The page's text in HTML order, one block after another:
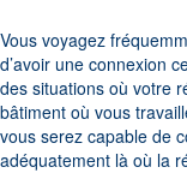
Vous voyagez
d’avoir une connexion
des situations où votre
bâtiment où vous
vous serez capable de
adéquatement là où la